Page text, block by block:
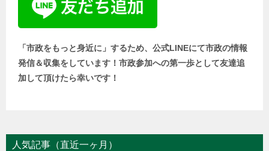
「市政をもっと身近に」するため、公式LINEにて市政の情報
発信＆収集をしています！市政参加への第一歩として友達追
加して頂けたら幸いです！
人気記事（直近一ヶ月）